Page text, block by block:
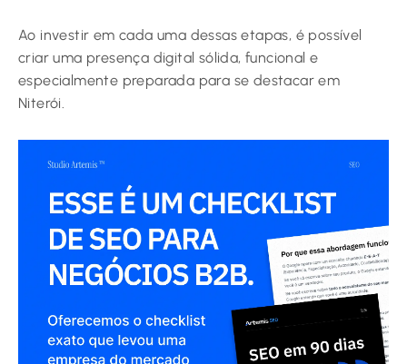
Ao investir em cada uma dessas etapas, é possível
criar uma presença digital sólida, funcional e
especialmente preparada para se destacar em
Niterói.